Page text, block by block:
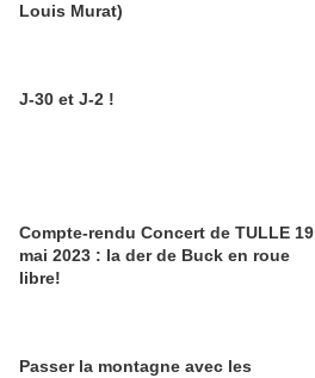
Louis Murat)
J-30 et J-2 !
Compte-rendu Concert de TULLE 19
mai 2023 : la der de Buck en roue
libre!
Passer la montagne avec les